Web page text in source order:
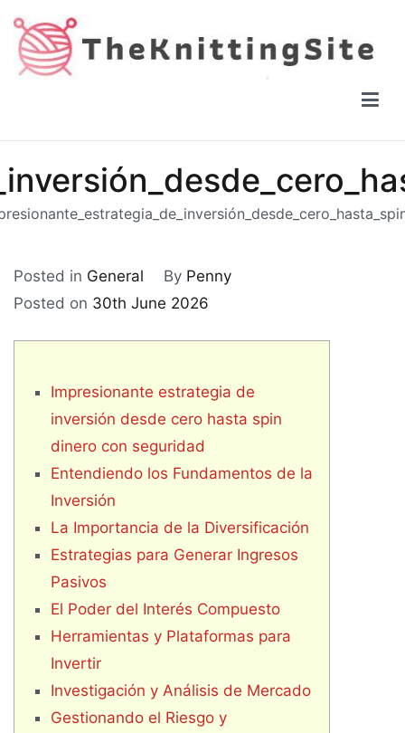
Skip
content
Posted in General By Penny
Posted on 30th June 2026
Impresionante estrategia de
inversión desde cero hasta spin
dinero con seguridad
Entendiendo los Fundamentos de la
Inversión
La Importancia de la Diversificación
Estrategias para Generar Ingresos
Pasivos
El Poder del Interés Compuesto
Herramientas y Plataformas para
Invertir
Investigación y Análisis de Mercado
Gestionando el Riesgo y